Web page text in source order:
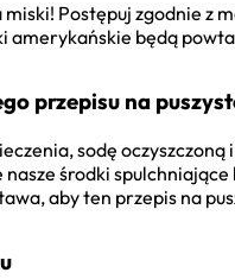
Postępuj zgodnie z
amerykańskie będą
przepisu na
sodę
środki
aby ten przepis na